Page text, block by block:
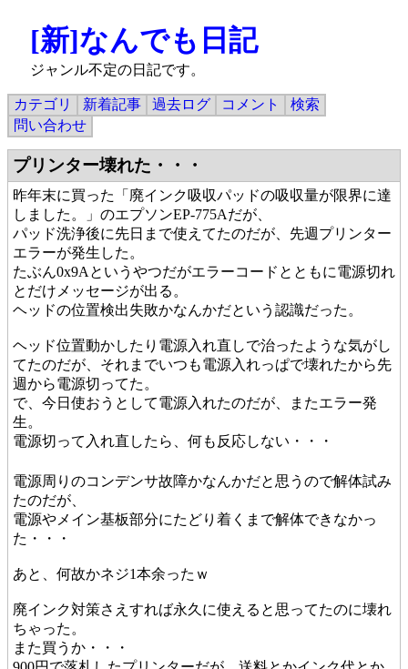
[新]なんでも日記
ジャンル不定の日記です。
カテゴリ 新着記事 過去ログ コメント
検索
問い合わせ
プリンター壊れた・・・
昨年末に買った「廃インク吸収パッドの吸収量が限界に達
しました。」のエプソンEP-775Aだが、
パッド洗浄後に先日まで使えてたのだが、先週プリンター
エラーが発生した。
たぶん0x9Aというやつだがエラーコードとともに電源切れ
とだけメッセージが出る。
ヘッドの位置検出失敗かなんかだという認識だった。
ヘッド位置動かしたり電源入れ直しで治ったような気がし
てたのだが、それまでいつも電源入れっぱで壊れたから先
週から電源切ってた。
で、今日使おうとして電源入れたのだが、またエラー発
生。
電源切って入れ直したら、何も反応しない・・・
電源周りのコンデンサ故障かなんかだと思うので解体試み
たのだが、
電源やメイン基板部分にたどり着くまで解体できなかっ
た・・・
あと、何故かネジ1本余ったｗ
廃インク対策さえすれば永久に使えると思ってたのに壊れ
ちゃった。
また買うか・・・